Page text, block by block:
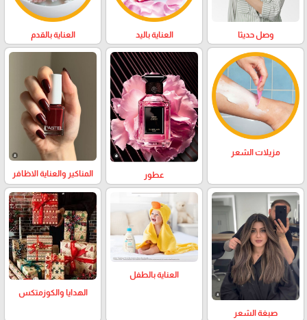
وصل حديثا العناية باليد العناية بالقدم
مزيلات الشعر
عطور المناكير والعناية الاظافر
صبغة الشعر
العناية بالطفل
الهدايا والكوزمتكس